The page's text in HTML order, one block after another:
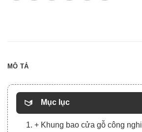
MÔ TẢ
Mục lục
1. + Khung bao cửa gỗ công